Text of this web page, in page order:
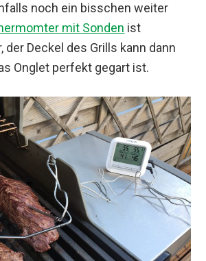
noch ein bisschen weiter
mit Sonden ist
der Deckel des Grills kann dann
Onglet perfekt gegart ist.